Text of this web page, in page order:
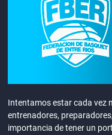
Intentamos estar cada vez
entrenadores,
importancia de tener un